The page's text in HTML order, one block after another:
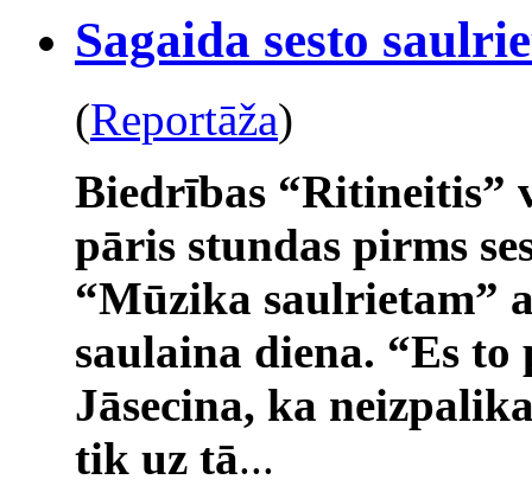
Sagaida sesto
(Reportāža)
Biedrības “Ritineitis”
pāris stundas pirms
“Mūzika saulrietam”
saulaina diena. “Es
Jāsecina, ka
tik uz tā...